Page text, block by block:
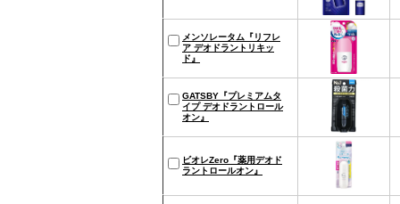
メンソレータム『リフレ
ア デオドラントリキッ
ド』
GATSBY『プレミアムタ
イプ デオドラントロール
オン』
ビオレZero『薬用デオド
ラントロールオン』